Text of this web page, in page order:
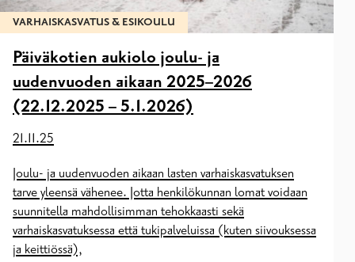
VARHAISKASVATUS & ESIKOULU
Päiväkotien aukiolo joulu- ja
uudenvuoden aikaan 2025–2026
(22.12.2025 – 5.1.2026)
21.11.25
Joulu- ja uudenvuoden aikaan lasten varhaiskasvatuksen
tarve yleensä vähenee. Jotta henkilökunnan lomat voidaan
suunnitella mahdollisimman tehokkaasti sekä
varhaiskasvatuksessa että tukipalveluissa (kuten siivouksessa
ja keittiössä),